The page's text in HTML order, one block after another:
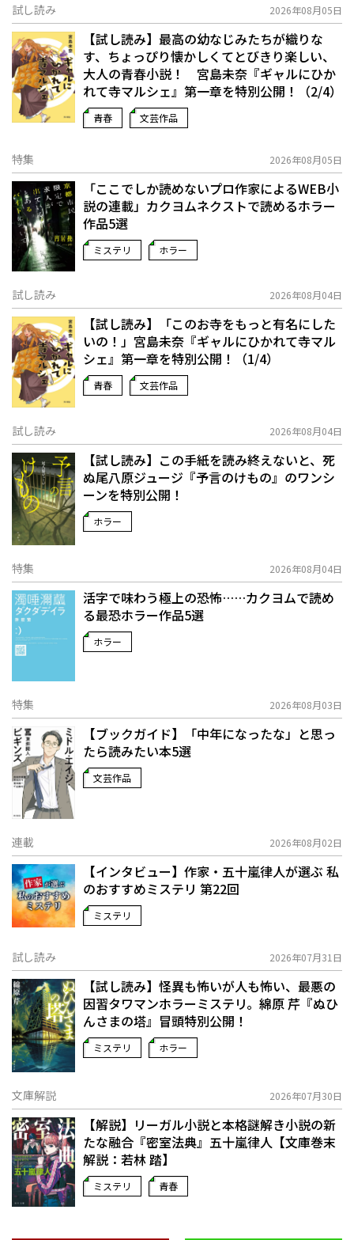
試し読み 2026年08月05日
【試し読み】最高の幼なじみたちが織りな
す、ちょっぴり懐かしくてとびきり楽しい、
大人の青春小説！ 宮島未奈『ギャルにひか
れて寺マルシェ』第一章を特別公開！（2/4）
青春 文芸作品
特集 2026年08月05日
「ここでしか読めないプロ作家によるWEB小
説の連載」――カクヨムネクストで読めるホラー
作品5選
ミステリ ホラー
試し読み 2026年08月04日
【試し読み】「このお寺をもっと有名にした
いの！」宮島未奈『ギャルにひかれて寺マル
シェ』第一章を特別公開！（1/4）
青春 文芸作品
試し読み 2026年08月04日
【試し読み】この手紙を読み終えないと、死
ぬ――尾八原ジュージ『予言のけもの』のワンシ
ーンを特別公開！
ホラー
特集 2026年08月04日
活字で味わう極上の恐怖……カクヨムで読め
る最恐ホラー作品5選
ホラー
特集 2026年08月03日
【ブックガイド】「中年になったな」と思っ
たら読みたい本5選
文芸作品
連載 2026年08月02日
【インタビュー】作家・五十嵐律人が選ぶ 私
のおすすめミステリ 第22回
ミステリ
試し読み 2026年07月31日
【試し読み】怪異も怖いが人も怖い、最悪の
因習タワマンホラーミステリ。綿原 芹『ぬひ
んさまの塔』冒頭特別公開！
ミステリ ホラー
文庫解説 2026年07月30日
【解説】リーガル小説と本格謎解き小説の新
たな融合――『密室法典』五十嵐律人【文庫巻末
解説：若林 踏】
ミステリ 青春